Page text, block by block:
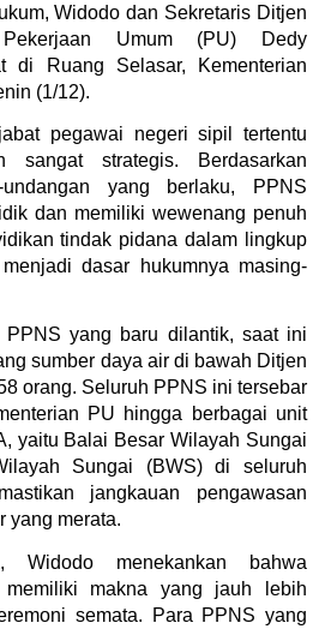
Widodo dan Sekretaris Ditjen
Umum (PU) Dedy
di Ruang Selasar, Kementerian
(1/12).
pegawai negeri sipil tertentu
sangat strategis. Berdasarkan
undangan yang berlaku, PPNS
dan memiliki wewenang penuh
tindak pidana dalam lingkup
dasar hukumnya masing-
PPNS yang baru dilantik, saat ini
sumber daya air di bawah Ditjen
orang. Seluruh PPNS ini tersebar
PU hingga berbagai unit
yaitu Balai Besar Wilayah Sungai
Sungai (BWS) di seluruh
jangkauan pengawasan
yang merata.
Widodo menekankan bahwa
makna yang jauh lebih
semata. Para PPNS yang